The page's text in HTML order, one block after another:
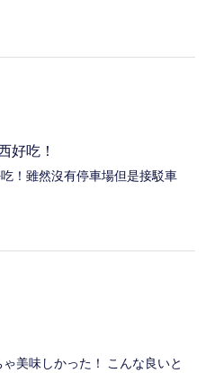
好吃！
！雖然沒有停車場但是接駁車
美味しかった！ こんな良いと